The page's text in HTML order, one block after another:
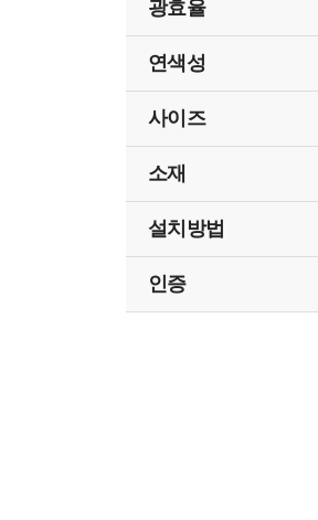
광효율
연색성
사이즈
소재
설치방법
인증